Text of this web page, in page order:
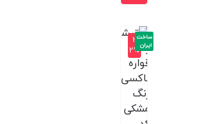
-3
2%
ساخت
ایران